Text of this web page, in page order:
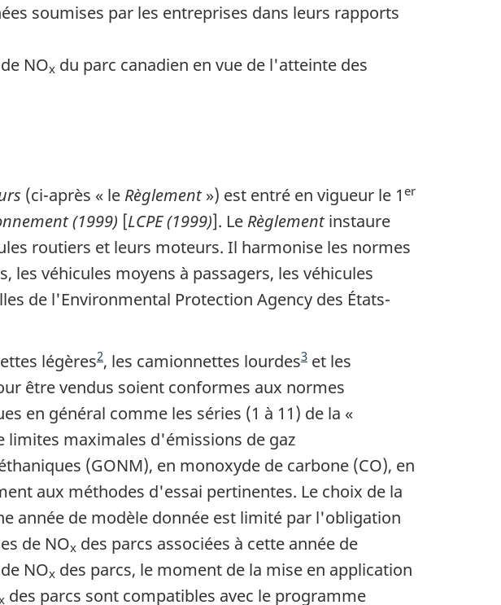
soumises par les entreprises dans leurs rapports
NOx du parc canadien en vue de l'atteinte des
(ci-après « le Règlement») est entré en vigueur le 1 er
(1999) [LCPE (1999)]. Le Règlementinstaure
routiers et leurs moteurs. Il harmonise les normes
véhicules moyens à passagers, les véhicules
de l'Environmental Protection Agency des États-
légères2, les camionnettes lourdes3 et les
être vendus soient conformes aux normes
en général comme les séries (1 à 11) de la «
limites maximales d'émissions de gaz
(GONM), en monoxyde de carbone (CO), en
aux méthodes d'essai pertinentes. Le choix de la
année de modèle donnée est limité par l'obligation
de NOx des parcs associées à cette année de
NOx des parcs, le moment de la mise en application
des parcs sont compatibles avec le programme